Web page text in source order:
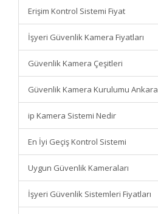
Erişim Kontrol Sistemi Fiyat
İşyeri Güvenlik Kamera Fiyatları
Güvenlik Kamera Çeşitleri
Güvenlik Kamera Kurulumu Ankara
ip Kamera Sistemi Nedir
En İyi Geçiş Kontrol Sistemi
Uygun Güvenlik Kameraları
İşyeri Güvenlik Sistemleri Fiyatları